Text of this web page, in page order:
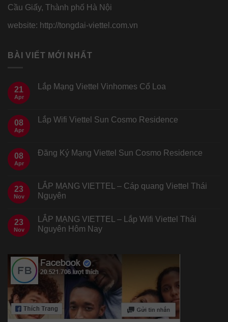
Cầu Giấy, Thành phố Hà Nội
website: http://tongdai-viettel.com.vn
BÀI VIẾT MỚI NHẤT
21
Apr
Lắp Mạng Viettel Vinhomes Cổ Loa
08
Apr
Lắp Wifi Viettel Sun Cosmo Residence
08
Apr
Đăng Ký Mạng Viettel Sun Cosmo Residence
23
Nov
LẮP MẠNG VIETTEL – Cáp quang Viettel Thái
Nguyên
23
Nov
LẮP MẠNG VIETTEL – Lắp Wifi Viettel Thái
Nguyên Hôm Nay